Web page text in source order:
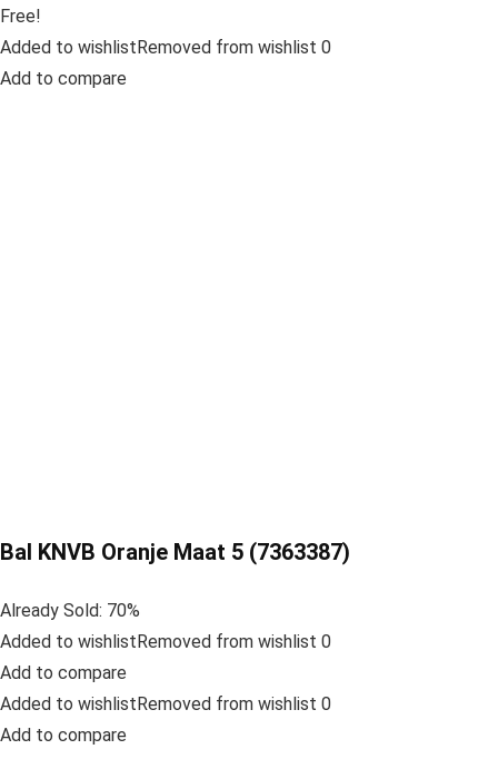
Free!
Added to wishlistRemoved from wishlist 0
Add to compare
Bal KNVB Oranje Maat 5 (7363387)
Already Sold: 70%
Added to wishlistRemoved from wishlist 0
Add to compare
Added to wishlistRemoved from wishlist 0
Add to compare